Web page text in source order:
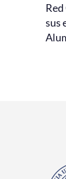
sus